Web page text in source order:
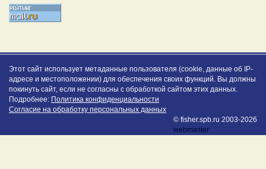
Этот сайт использует метаданные пользователя (cookie, данные об IP-
адресе и местоположении) для обеспечения своих функций. Вы должны
покинуть сайт, если не согласны с обработкой сайтом этих данных.
Подробнее: Политика конфиденциальности
Согласие на обработку персональных данных
© fisher.spb.ru 2003-2026
webmaster